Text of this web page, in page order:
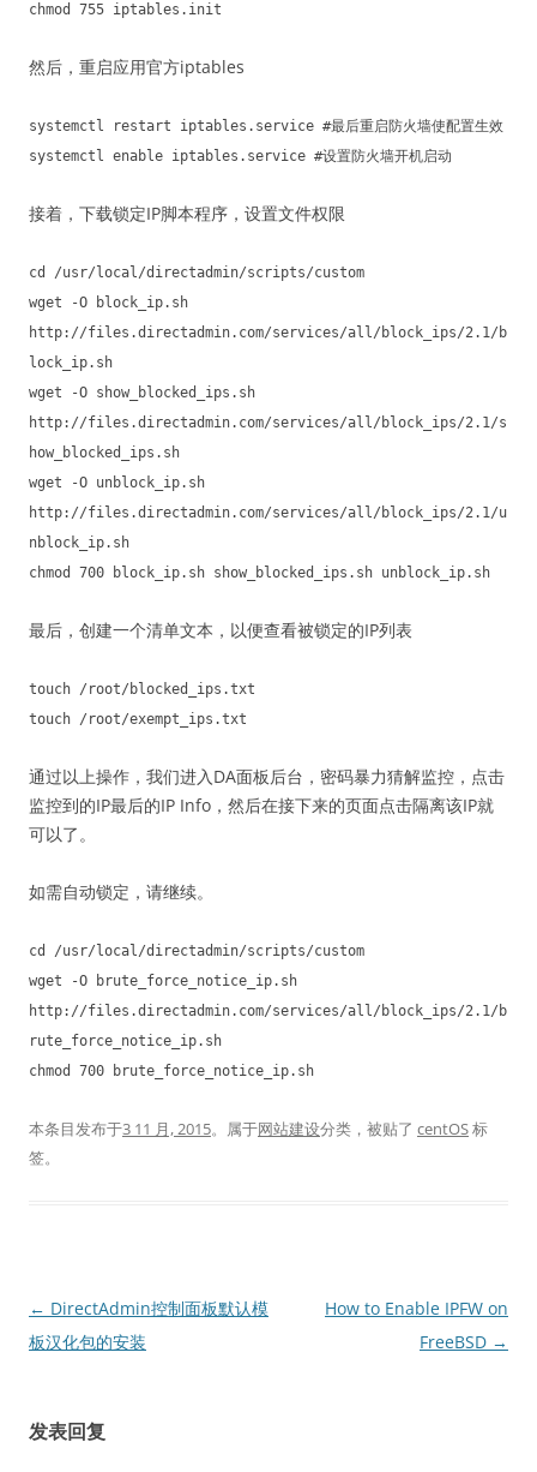
chmod 755 iptables.init
然后，重启应用官方iptables
systemctl restart iptables.service #最后重启防火墙使配置生效
systemctl enable iptables.service #设置防火墙开机启动
接着，下载锁定IP脚本程序，设置文件权限
cd /usr/local/directadmin/scripts/custom
wget -O block_ip.sh
http://files.directadmin.com/services/all/block_ips/2.1/b
lock_ip.sh
wget -O show_blocked_ips.sh
http://files.directadmin.com/services/all/block_ips/2.1/s
how_blocked_ips.sh
wget -O unblock_ip.sh
http://files.directadmin.com/services/all/block_ips/2.1/u
nblock_ip.sh
chmod 700 block_ip.sh show_blocked_ips.sh unblock_ip.sh
最后，创建一个清单文本，以便查看被锁定的IP列表
touch /root/blocked_ips.txt
touch /root/exempt_ips.txt
通过以上操作，我们进入DA面板后台，密码暴力猜解监控，点击
监控到的IP最后的IP Info，然后在接下来的页面点击隔离该IP就
可以了。
如需自动锁定，请继续。
cd /usr/local/directadmin/scripts/custom
wget -O brute_force_notice_ip.sh
http://files.directadmin.com/services/all/block_ips/2.1/b
rute_force_notice_ip.sh
chmod 700 brute_force_notice_ip.sh
本条目发布于3 11 月, 2015。属于网站建设分类，被贴了 centOS标
签。
文
章
← DirectAdmin控制面板默认模
板汉化包的安装
How to Enable IPFW on
FreeBSD →
发表回复